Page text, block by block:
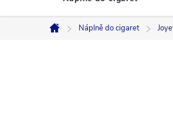
Domů
Náplně do cigaret